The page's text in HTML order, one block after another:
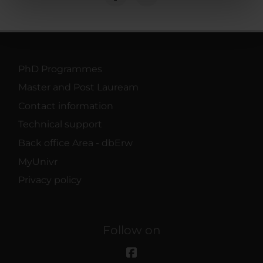
PhD Programmes
Master and Post Lauream
Contact information
Technical support
Back office Area - dbErw
MyUnivr
Privacy policy
Follow on